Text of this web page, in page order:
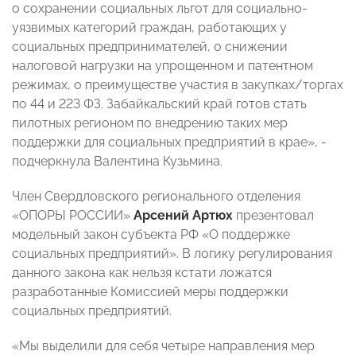
о сохранении социальных льгот для социально-
уязвимых категорий граждан, работающих у
социальных предпринимателей, о снижении
налоговой нагрузки на упрощенном и патентном
режимах, о преимуществе участия в закупках/торгах
по 44 и 223 ФЗ. Забайкальский край готов стать
пилотных регионом по внедрению таких мер
поддержки для социальных предприятий в крае», -
подчеркнула Валентина Кузьмина.
Член Свердловского регионального отделения
«ОПОРЫ РОССИИ» Арсений Артюх презентовал
модельный закон субъекта РФ «О поддержке
социальных предприятий». В логику регулирования
данного закона как нельзя кстати ложатся
разработанные Комиссией меры поддержки
социальных предприятий.
«Мы выделили для себя четыре направления мер